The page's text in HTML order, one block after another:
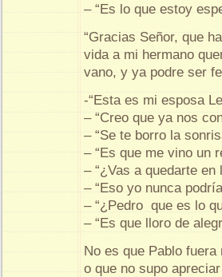
– “Es lo que estoy
“Gracias Señor, que
vida a mi hermano
vano, y ya podre ser
-“Esta es mi esposa
– “Creo que ya nos
– “Se te borro la
– “Es que me vino un
– “¿Vas a quedarte en
– “Eso yo nunca
– “¿Pedro que es lo
– “Es que lloro de
No es que Pablo fuera
o que no supo apreciar